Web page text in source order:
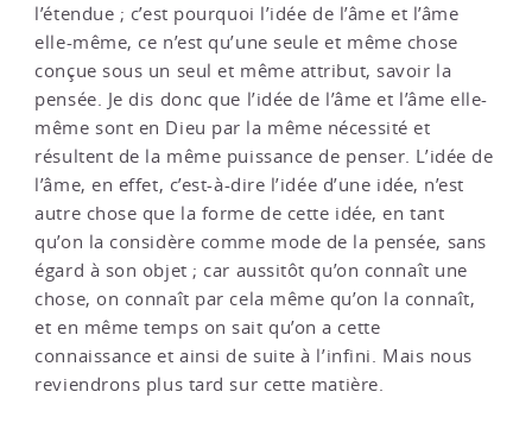
l’étendue ; c’est pourquoi l’idée de l’âme et l’âme
elle-même, ce n’est qu’une seule et même chose
conçue sous un seul et même attribut, savoir la
pensée. Je dis donc que l’idée de l’âme et l’âme elle-
même sont en Dieu par la même nécessité et
résultent de la même puissance de penser. L’idée de
l’âme, en effet, c’est-à-dire l’idée d’une idée, n’est
autre chose que la forme de cette idée, en tant
qu’on la considère comme mode de la pensée, sans
égard à son objet ; car aussitôt qu’on connaît une
chose, on connaît par cela même qu’on la connaît,
et en même temps on sait qu’on a cette
connaissance et ainsi de suite à l’infini. Mais nous
reviendrons plus tard sur cette matière.